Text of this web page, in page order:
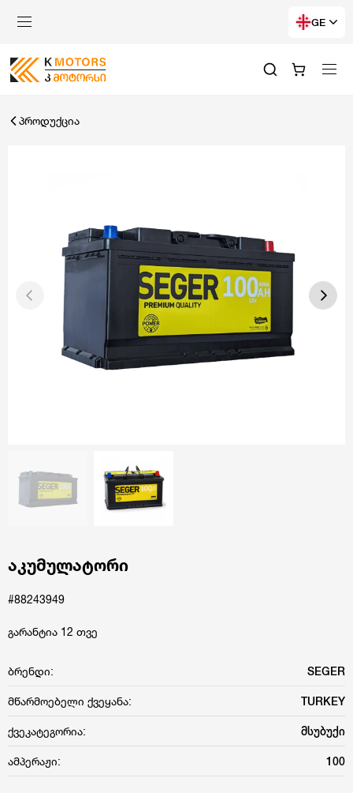
GE
პროდუქცია
აკუმულატორი
#88243949
გარანტია 12 თვე
ბრენდი: SEGER
მწარმოებელი ქვეყანა: TURKEY
ქვეკატეგორია: მსუბუქი
ამპერაჟი: 100